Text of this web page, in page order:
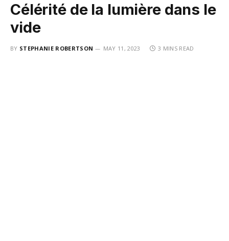
Célérité de la lumière dans le
vide
BY STEPHANIE ROBERTSON MAY 11, 2023 3 MINS READ